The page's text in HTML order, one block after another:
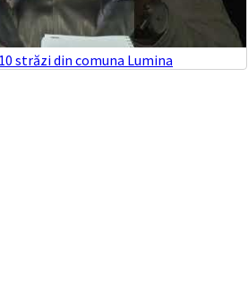
străzi din comuna Lumina